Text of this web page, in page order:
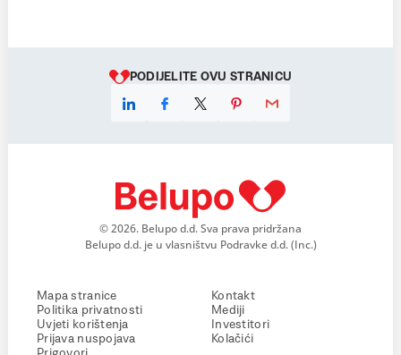
PODIJELITE OVU STRANICU
© 2026. Belupo d.d. Sva prava pridržana
Belupo d.d. je u vlasništvu Podravke d.d. (Inc.)
Mapa stranice
Politika privatnosti
Uvjeti korištenja
Prijava nuspojava
Kontakt
Mediji
Investitori
Kolačići